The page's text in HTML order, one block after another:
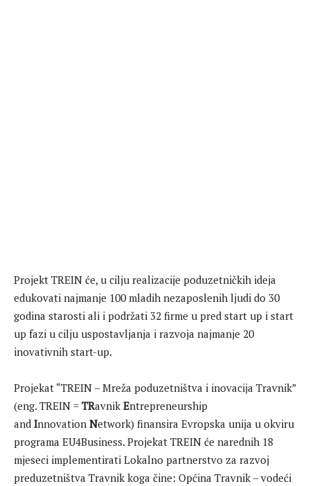
Projekt TREIN će, u cilju realizacije poduzetničkih ideja
edukovati najmanje 100 mladih nezaposlenih ljudi do 30
godina starosti ali i podržati 32 firme u pred start up i start
up fazi u cilju uspostavljanja i razvoja najmanje 20
inovativnih start-up.
Projekat “TREIN – Mreža poduzetništva i inovacija Travnik”
(eng. TREIN = TRavnik Entrepreneurship
and Innovation Network) finansira Evropska unija u okviru
programa EU4Business. Projekat TREIN će narednih 18
mjeseci implementirati Lokalno partnerstvo za razvoj
preduzetništva Travnik koga čine: Općina Travnik – vodeći